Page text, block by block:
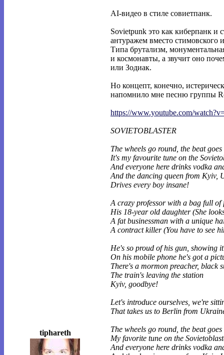
tiphareth
AI-видео в стиле совиетпанк.
Sovietpunk это как киберпанк и
антуражем вместо стимовского
Типа брутализм,
и космонавты, а звучит оно
или Зодиак.
Но концепт, конечно,
напомнило мне песню группы
https://www.youtube.com/
SOVIETOBLASTER
The wheels go round, the beat goes
It's my favourite tune on the
And everyone here drinks vodka
And the dancing queen from Kyiv,
Drives every boy insane!
A crazy professor with a bag full of
His 18-year old daughter (She
A fat businessman with a unique
A contract killer (You have to see
He's so proud of his gun, showing
On his mobile phone he's got a
There's a mormon preacher, black
The train's leaving the station
Kyiv, goodbye!
Let's introduce ourselves, we're
That takes us to Berlin from
The wheels go round, the beat goes
My favorite tune on the
And everyone here drinks vodka